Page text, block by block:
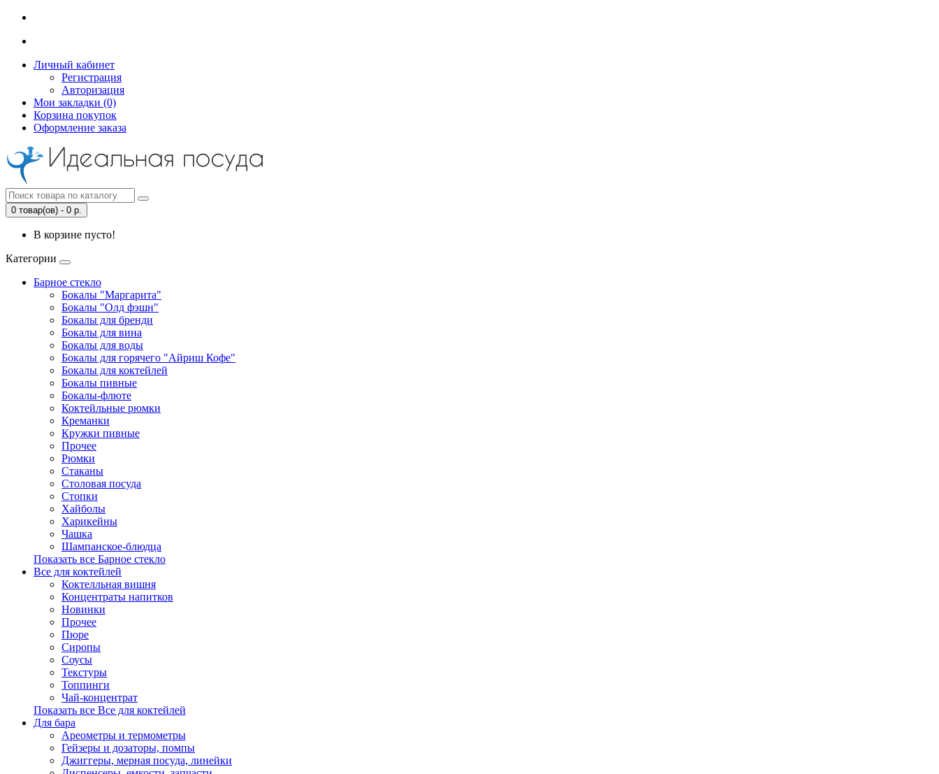
Личный кабинет
Регистрация
Авторизация
Мои закладки (0)
Корзина покупок
Оформление заказа
0 товар(ов) - 0 р.
В корзине пусто!
Категории
Барное стекло
Бокалы "Маргарита"
Бокалы "Олд фэшн"
Бокалы для бренди
Бокалы для вина
Бокалы для воды
Бокалы для горячего "Айриш Кофе"
Бокалы для коктейлей
Бокалы пивные
Бокалы-флюте
Коктейльные рюмки
Креманки
Кружки пивные
Прочее
Рюмки
Стаканы
Столовая посуда
Стопки
Хайболы
Харикейны
Чашка
Шампанское-блюдца
Показать все Барное стекло
Все для коктейлей
Коктелльная вишня
Концентраты напитков
Новинки
Прочее
Пюре
Сиропы
Соусы
Текстуры
Топпинги
Чай-концентрат
Показать все Все для коктейлей
Для бара
Ареометры и термометры
Гейзеры и дозаторы, помпы
Джиггеры, мерная посуда, линейки